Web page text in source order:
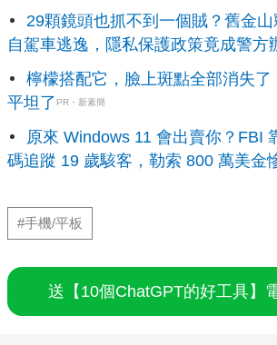
29顆鏡頭也抓不到一個賊？舊金
自駕車逃逸，隱私保護政策竟成警方
檸檬搭配它，臉上斑點全部消失了
平坦了 PR・新素簡
原來 Windows 11 會出賣你？FBI
碼追蹤 19 歲駭客，勒索 800 萬美金
#手機/平板
送【10個ChatGPT的好工具】